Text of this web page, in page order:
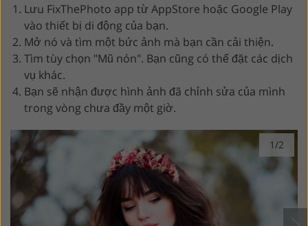
Lưu FixThePhoto app từ AppStore hoặc Google Play
vào thiết bị di động của bạn.
Mở nó và tìm một bức ảnh mà bạn cần cải thiện.
Tìm tùy chọn "Mũ nón". Bạn cũng có thể đặt các dịch
vụ khác.
Bạn sẽ nhận được hình ảnh đã chỉnh sửa của mình
trong vòng chưa đầy một giờ.
1/2